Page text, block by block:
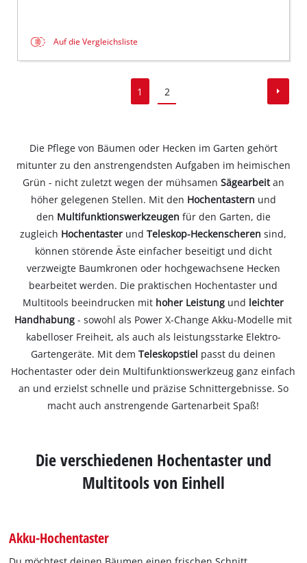
Auf die Vergleichsliste
1 2
Die Pflege von Bäumen oder Hecken im Garten gehört
mitunter zu den anstrengendsten Aufgaben im heimischen
Grün - nicht zuletzt wegen der mühsamen Sägearbeitan
höher gelegenen Stellen. Mit den Hochentastern und
den Multifunktionswerkzeugen für den Garten, die
zugleich Hochentaster undTeleskop-Heckenscheren sind,
können störende Äste einfacher beseitigt und dicht
verzweigte Baumkronen oder hochgewachsene Hecken
bearbeitet werden. Die praktischen Hochentaster und
Multitools beeindrucken mit hoher Leistung und leichter
Handhabung - sowohl als Power X-Change Akku-Modelle mit
kabelloser Freiheit, als auch als leistungsstarke Elektro-
Gartengeräte. Mit demTeleskopstiel passt du deinen
Hochentaster oder dein Multifunktionswerkzeug ganz einfach
an und erzielst schnelle und präzise Schnittergebnisse. So
macht auch anstrengende Gartenarbeit Spaß!
Die verschiedenen Hochentaster und
Multitools von Einhell
Akku-Hochentaster